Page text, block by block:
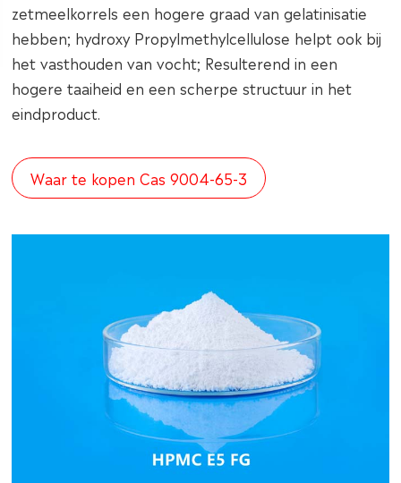
zetmeelkorrels een hogere graad van gelatinisatie
hebben; hydroxy Propylmethylcellulose helpt ook bij
het vasthouden van vocht; Resulterend in een
hogere taaiheid en een scherpe structuur in het
eindproduct.
Waar te kopen Cas 9004-65-3